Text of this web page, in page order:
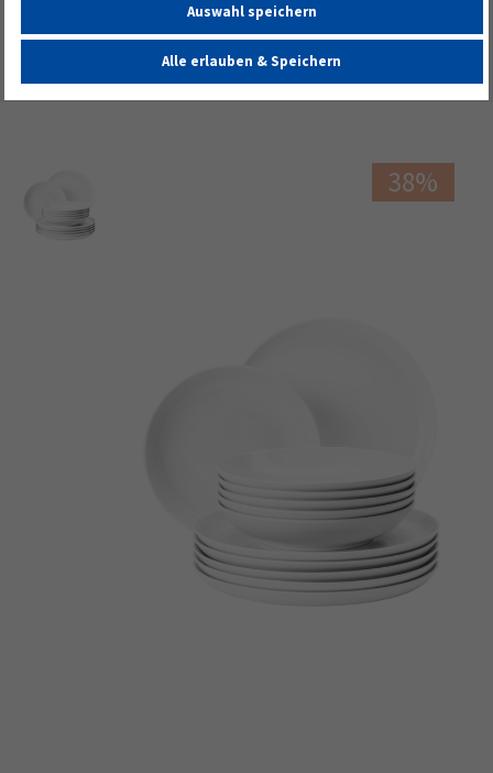
Produkte
Services & Sets
Tafelservices
Lido Tafelservice 12-teilig rund weiss uni
38%
Auswahl speichern
Alle erlauben & Speichern